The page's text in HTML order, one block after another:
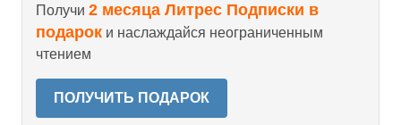
Получи 2 месяца Литрес Подписки в
подарок и наслаждайся неограниченным
чтением
ПОЛУЧИТЬ ПОДАРОК